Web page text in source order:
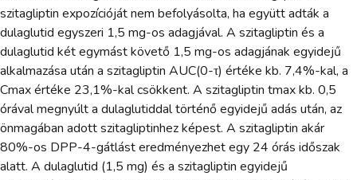
szitagliptin expozícióját nem befolyásolta, ha együtt adták a
dulaglutid egyszeri 1,5 mg-os adagjával. A szitagliptin és a
dulaglutid két egymást követő 1,5 mg-os adagjának egyidejű
alkalmazása után a szitagliptin AUC(0-τ) értéke kb. 7,4%-kal, a
Cmax értéke 23,1%-kal csökkent. A szitagliptin tmax kb. 0,5
órával megnyúlt a dulaglutiddal történő egyidejű adás után, az
önmagában adott szitagliptinhez képest. A szitagliptin akár
80%-os DPP-4-gátlást eredményezhet egy 24 órás időszak
alatt. A dulaglutid (1,5 mg) és a szitagliptin egyidejű